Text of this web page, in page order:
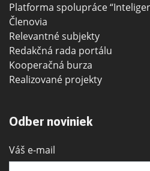
Platforma spolupráce
Členovia
Relevantné subjekty
Redakčná rada portálu
Kooperačná burza
Realizované projekty
Odber noviniek
Váš e-mail